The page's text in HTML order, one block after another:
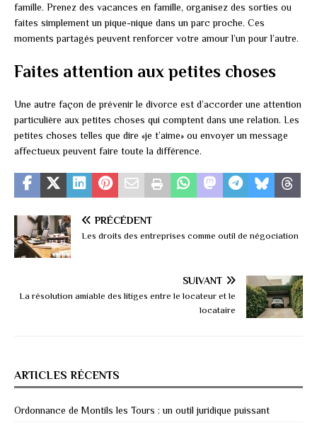
famille. Prenez des vacances en famille, organisez des sorties ou
faites simplement un pique-nique dans un parc proche. Ces
moments partagés peuvent renforcer votre amour l’un pour l’autre.
Faites attention aux petites choses
Une autre façon de prévenir le divorce est d’accorder une attention
particulière aux petites choses qui comptent dans une relation. Les
petites choses telles que dire «je t’aime» ou envoyer un message
affectueux peuvent faire toute la différence.
PRÉCÉDENT
Les droits des entreprises comme outil de négociation
SUIVANT
La résolution amiable des litiges entre le locateur et le
locataire
ARTICLES RÉCENTS
Ordonnance de Montils les Tours : un outil juridique puissant